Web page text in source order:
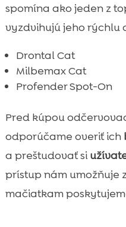
spomína ako jeden z
vyzdvihujú jeho rýchlu
Drontal Cat
Milbemax Cat
Profender Spot-On
Pred kúpou
odporúčame overiť ich
a preštudovať si
prístup nám umožňuje
mačiatkam